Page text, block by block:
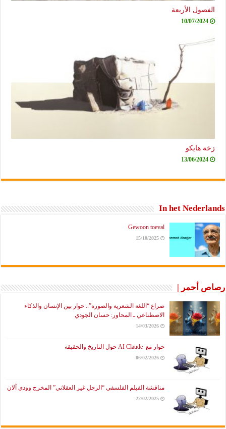
الفصول الأربعة
10/07/2024
زخة هايكو
13/06/2024
In het Nederlands
Gewoon toeval
15/10/2025
رصاص أحمر |
صراع “اللغة الشعرية والصورة”.. حوار بين الإنسان والذكاء
الاصطناعي ـ المحاور: حسان الجودي
14/03/2026
حوار مع AI Claude حول التاريخ والحقيقة
06/02/2026
مناقشة الفيلم الفلسفي “الرجل غير العقلاني” المخرج وودي آلان
22/02/2025